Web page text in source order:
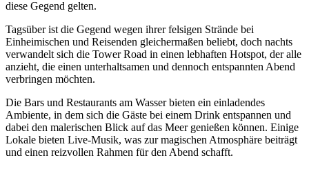
diese Gegend gelten.
Tagsüber ist die Gegend wegen ihrer felsigen Strände bei
Einheimischen und Reisenden gleichermaßen beliebt, doch nachts
verwandelt sich die Tower Road in einen lebhaften Hotspot, der alle
anzieht, die einen unterhaltsamen und dennoch entspannten Abend
verbringen möchten.
Die Bars und Restaurants am Wasser bieten ein einladendes
Ambiente, in dem sich die Gäste bei einem Drink entspannen und
dabei den malerischen Blick auf das Meer genießen können. Einige
Lokale bieten Live-Musik, was zur magischen Atmosphäre beiträgt
und einen reizvollen Rahmen für den Abend schafft.